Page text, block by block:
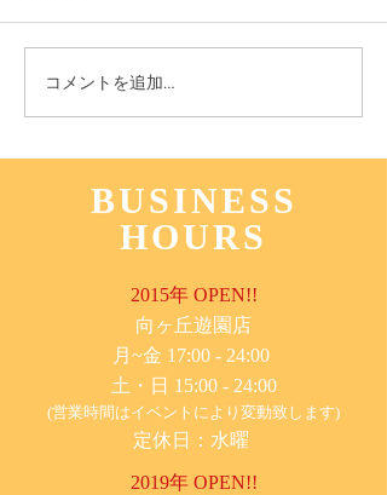
コメントを追加…
BUSINESS
HOURS
2015年 OPEN!!
​向ヶ丘遊園店
月~金 17:00 - 24:00
土・日 15:00 - 24:00
(営業時間はイベントにより変動致します)
定休日：水曜
2019年 OPEN!!